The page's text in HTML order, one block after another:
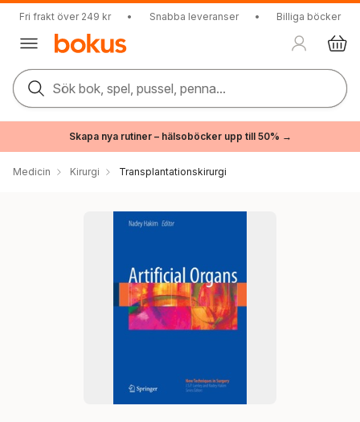
Fri frakt över 249 kr • Snabba leveranser • Billiga böcker
Sök bok, spel, pussel, penna...
Skapa nya rutiner – hälsoböcker upp till 50% →
Medicin Kirurgi Transplantationskirurgi